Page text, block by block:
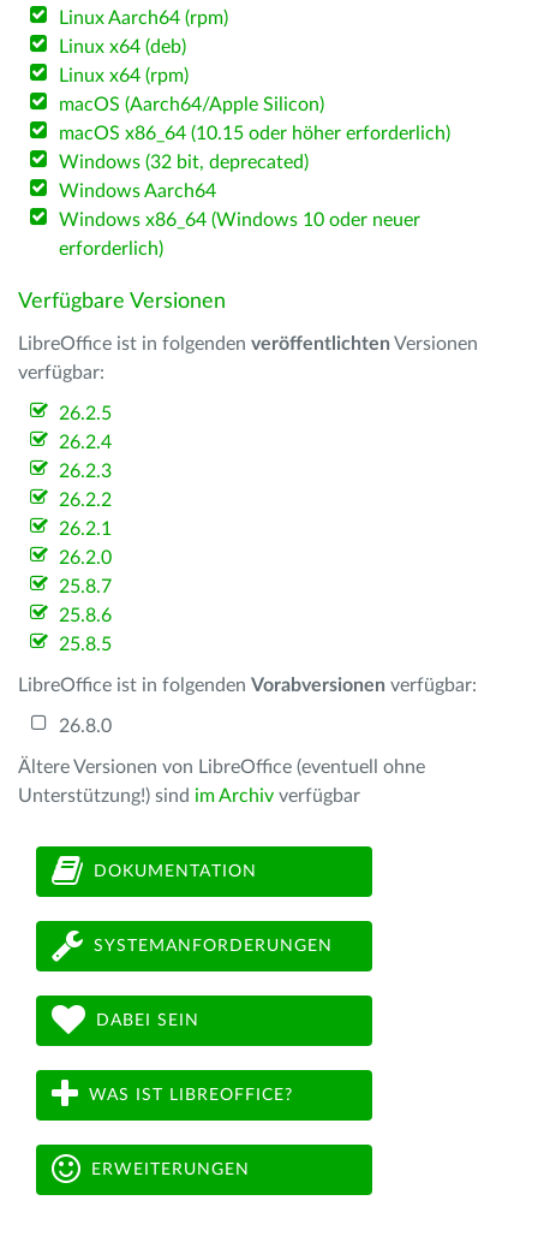
Linux Aarch64 (rpm)
Linux x64 (deb)
Linux x64 (rpm)
macOS (Aarch64/Apple Silicon)
macOS x86_64 (10.15 oder höher erforderlich)
Windows (32 bit, deprecated)
Windows Aarch64
Windows x86_64 (Windows 10 oder neuer
erforderlich)
Verfügbare Versionen
LibreOffice ist in folgenden veröffentlichten Versionen
verfügbar:
26.2.5
26.2.4
26.2.3
26.2.2
26.2.1
26.2.0
25.8.7
25.8.6
25.8.5
LibreOffice ist in folgenden Vorabversionen verfügbar:
26.8.0
Ältere Versionen von LibreOffice (eventuell ohne
Unterstützung!) sind im Archiv verfügbar
DOKUMENTATION
SYSTEMANFORDERUNGEN
DABEI SEIN
WAS IST LIBREOFFICE?
ERWEITERUNGEN